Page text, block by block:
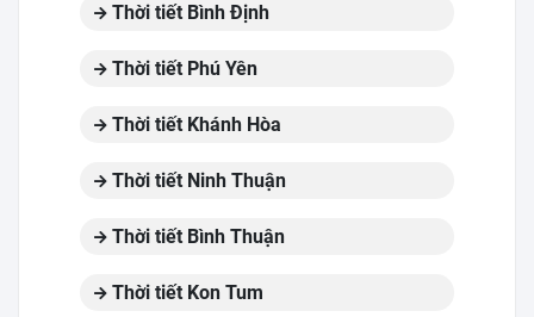
Thời tiết Bình Định
Thời tiết Phú Yên
Thời tiết Khánh Hòa
Thời tiết Ninh Thuận
Thời tiết Bình Thuận
Thời tiết Kon Tum